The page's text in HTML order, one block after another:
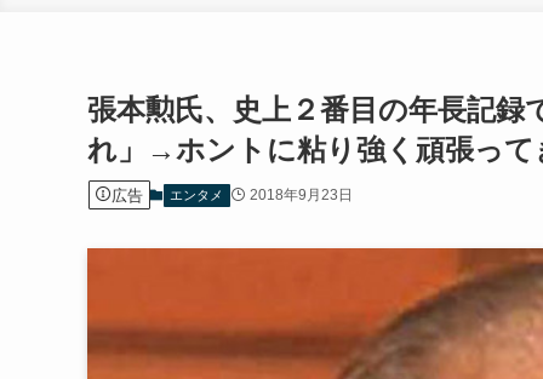
張本勲氏、史上２番目の年長記
れ」→ホントに粘り強く頑張って
広告 エンタメ 2018年9月23日